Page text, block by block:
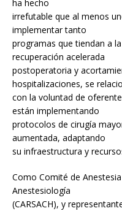
ha hecho
irrefutable que al menos
implementar tanto
programas que tiendan a
recuperación acelerada
postoperatoria y
hospitalizaciones, se
con la voluntad de
están implementando
protocolos de cirugía
aumentada, adaptando
su infraestructura y
Como Comité de
Anestesiología
(CARSACH), y